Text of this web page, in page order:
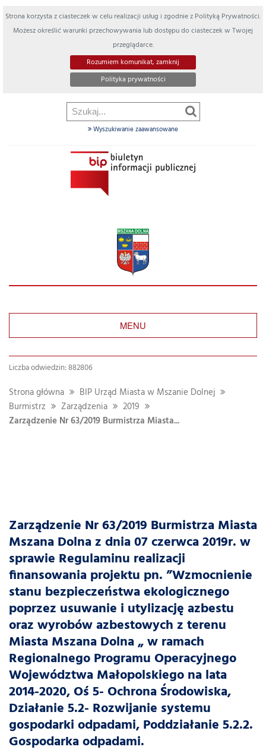
Strona korzysta z ciasteczek w celu realizacji usług i zgodnie z Polityką Prywatności.
Możesz określić warunki przechowywania lub dostępu do ciasteczek w Twojej
przeglądarce.
Rozumiem komunikat, zamknij
Polityka prywatności
Wyszukiwanie zaawansowane
MENU
Liczba odwiedzin: 882806
Strona główna
BIP Urząd Miasta w Mszanie Dolnej
Burmistrz
Zarządzenia
2019
Zarządzenie Nr 63/2019 Burmistrza Miasta...
Zarządzenie Nr 63/2019 Burmistrza Miasta
Mszana Dolna z dnia 07 czerwca 2019r. w
sprawie Regulaminu realizacji
finansowania projektu pn. ”Wzmocnienie
stanu bezpieczeństwa ekologicznego
poprzez usuwanie i utylizację azbestu
oraz wyrobów azbestowych z terenu
Miasta Mszana Dolna „ w ramach
Regionalnego Programu Operacyjnego
Województwa Małopolskiego na lata
2014-2020, Oś 5- Ochrona Środowiska,
Działanie 5.2- Rozwijanie systemu
gospodarki odpadami, Poddziałanie 5.2.2.
Gospodarka odpadami.